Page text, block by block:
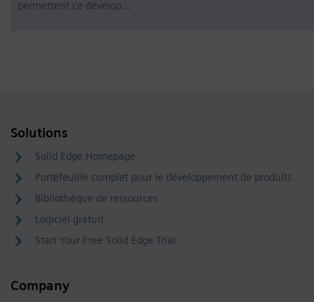
permettent ce dévelop…
Solutions
Solid Edge Homepage
Portefeuille complet pour le développement de produits
Bibliothèque de ressources
Logiciel gratuit
Start Your Free Solid Edge Trial
Company